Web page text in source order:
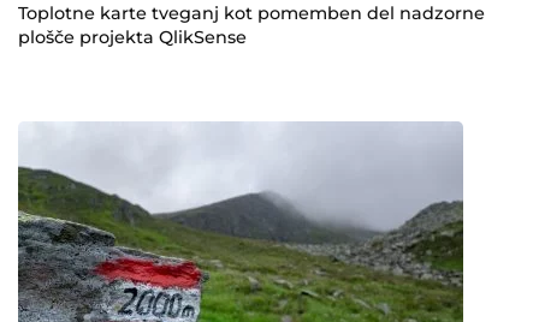
Toplotne karte tveganj kot pomemben del nadzorne
plošče projekta QlikSense